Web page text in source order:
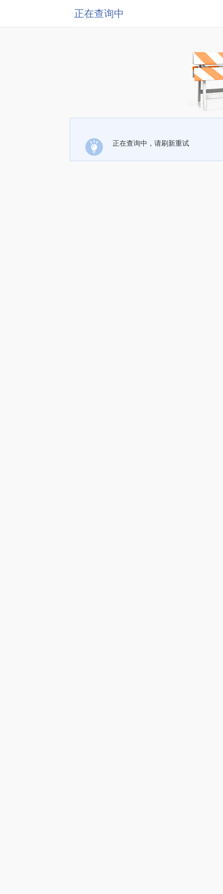
正在查询中
正在查询中，请刷新重试